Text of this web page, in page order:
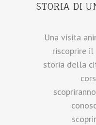
STORIA DI
Una visita
riscoprire
storia della